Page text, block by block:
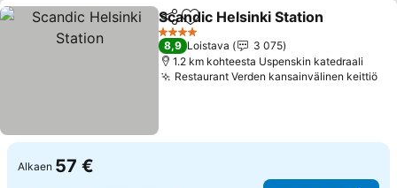
Jaa Lisää suosikkeihin
Scandic Helsinki Station
4 Tähtiluokitus
8,9 Loistava
3 075
1.2 km kohteesta Uspenskin katedraali
Restaurant Verden kansainvälinen keittiö
Alkaen 57 €